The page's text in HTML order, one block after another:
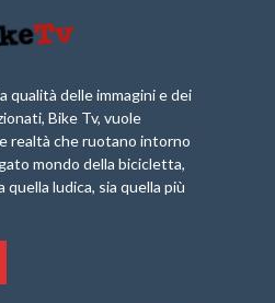
qualità delle immagini e dei
Bike Tv, vuole
realtà che ruotano intorno
mondo della bicicletta,
quella ludica, sia quella più